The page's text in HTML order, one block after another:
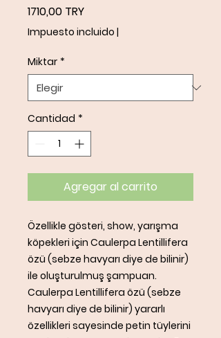
1710,00 TRYPrecio
Impuesto incluido |
Miktar *
Cantidad *
Agregar al carrito
Özellikle gösteri, show, yarışma
köpekleri için Caulerpa Lentillifera
özü (sebze havyarı diye de bilinir)
ile oluşturulmuş şampuan.
Caulerpa Lentillifera özü (sebze
havyarı diye de bilinir) yararlı
özellikleri sayesinde petin tüylerini